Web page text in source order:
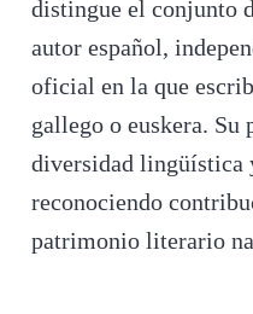
distingue el conjunto
autor español,
oficial en la que
gallego o euskera. Su
diversidad lingüística
reconociendo
patrimonio literario